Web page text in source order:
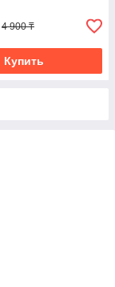
4 900 ₸
Купить